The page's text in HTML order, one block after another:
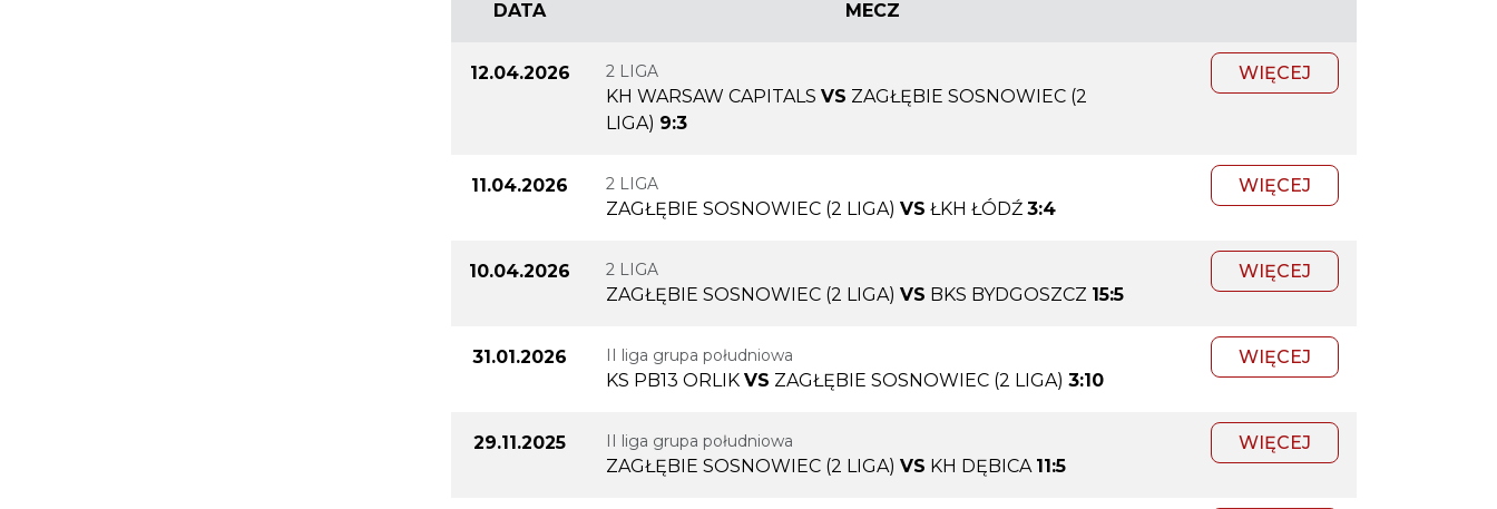
DATA MECZ
12.04.2026 2 LIGA
KH WARSAW CAPITALS VS ZAGŁĘBIE SOSNOWIEC (2
LIGA) 9:3
WIĘCEJ
11.04.2026 2 LIGA
ZAGŁĘBIE SOSNOWIEC (2 LIGA) VS ŁKH ŁÓDŹ 3:4
WIĘCEJ
10.04.2026 2 LIGA
ZAGŁĘBIE SOSNOWIEC (2 LIGA) VS BKS BYDGOSZCZ 15:5
WIĘCEJ
31.01.2026 II liga grupa południowa
KS PB13 ORLIK VS ZAGŁĘBIE SOSNOWIEC (2 LIGA) 3:10
WIĘCEJ
29.11.2025 II liga grupa południowa
ZAGŁĘBIE SOSNOWIEC (2 LIGA) VS KH DĘBICA 11:5
WIĘCEJ